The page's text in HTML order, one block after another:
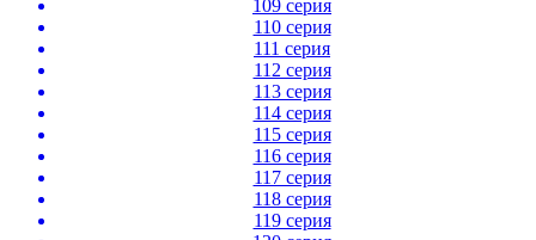
109 серия
110 серия
111 серия
112 серия
113 серия
114 серия
115 серия
116 серия
117 серия
118 серия
119 серия